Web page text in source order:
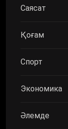
Саясат
Қоғам
Спорт
Экономика
Әлемде